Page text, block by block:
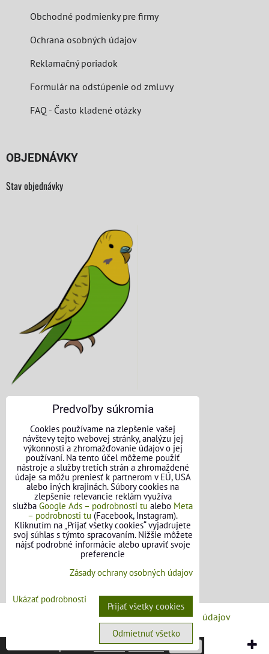
Obchodné podmienky pre firmy
Ochrana osobných údajov
Reklamačný poriadok
Formulár na odstúpenie od zmluvy
FAQ - Často kladené otázky
OBJEDNÁVKY
Stav objednávky
KONTAKTNÉ ÚDAJE
O nás
Kontakt
Požičovňa náradia
Názory našich zákazníkov
Mapa stránok
SLEDUJTE NÁS
Facebook
Zásady ochrany osobných údajov
Vytvorené pomocou:BiznisWeb.sk
Predvoľby súkromia
Cookies používame na zlepšenie vašej
návštevy tejto webovej stránky, analýzu jej
výkonnosti a zhromažďovanie údajov o jej
používaní. Na tento účel môžeme použiť
nástroje a služby tretích strán a zhromaždené
údaje sa môžu preniesť k partnerom v EÚ, USA
alebo iných krajinách. Súbory cookies na
zlepšenie relevancie reklám využíva
služba Google Ads – podrobnosti tu alebo Meta
– podrobnosti tu (Facebook, Instagram).
Kliknutím na „Prijať všetky cookies“ vyjadrujete
svoj súhlas s týmto spracovaním. Nižšie môžete
nájsť podrobné informácie alebo upraviť svoje
preferencie
Zásady ochrany osobných údajov
Ukázať podrobnosti
Prijať všetky cookies
Odmietnuť všetko
Táto stránka používa cookies.Viac info Potvrdiť